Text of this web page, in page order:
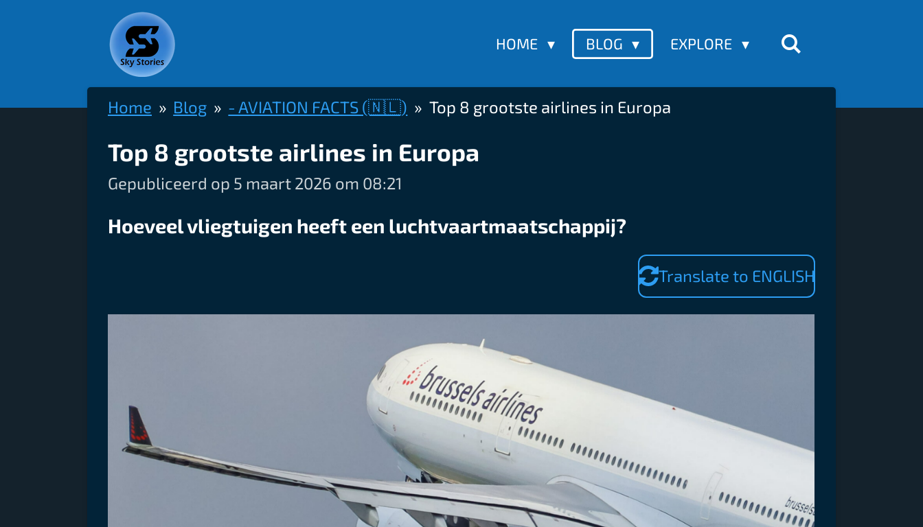
HOME BLOG EXPLORE
Home » Blog » - AVIATION FACTS (🇳🇱) » Top 8 grootste airlines in Europa
Top 8 grootste airlines in Europa
Gepubliceerd op 5 maart 2026 om 08:21
Hoeveel vliegtuigen heeft een luchtvaartmaatschappij?
Translate to ENGLISH